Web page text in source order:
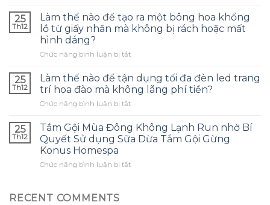
bảo
quản
phù
và
tránh
những
sai
thường
gặp?
đã
dùng
tinh
tràm
con
đây
là
tôi
ước
sớm
25
Th12
Làm thế nào để tạo ra một bông hoa khổng
lồ từ giấy nhăn mà không bị rách hoặc mất
hình dáng?
Chức năng bình luận bị tắtở
thế
để
tạo
một
bông
lồ
25
Th12
Làm thế nào để tận dụng tối đa đèn led trang
trí hoa đào mà không lãng phí tiền?
Chức năng bình luận bị tắtở
thế
nào
để
dụng
25
Th12
Tắm Gội Mùa Đông Không Lạnh Run nhờ Bí
Quyết Sử dụng Sữa Dừa Tắm Gội Gừng
Konus Homespa
Chức năng bình luận bị tắtở
RECENT COMMENTS